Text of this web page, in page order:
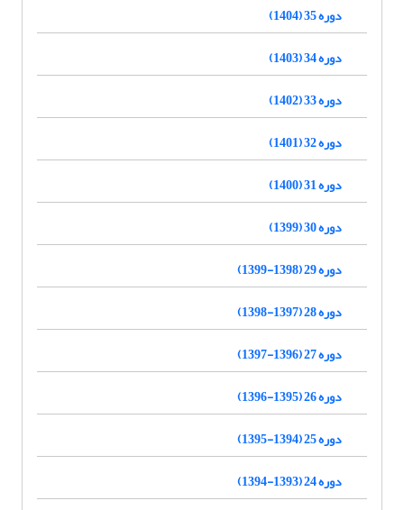
دوره 35 (1404)
دوره 34 (1403)
دوره 33 (1402)
دوره 32 (1401)
دوره 31 (1400)
دوره 30 (1399)
دوره 29 (1398-1399)
دوره 28 (1397-1398)
دوره 27 (1396-1397)
دوره 26 (1395-1396)
دوره 25 (1394-1395)
دوره 24 (1393-1394)